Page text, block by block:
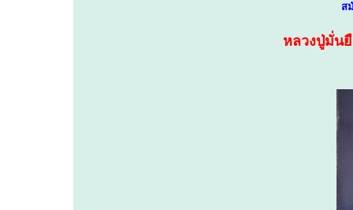
ส
หลวงปู่มั่น